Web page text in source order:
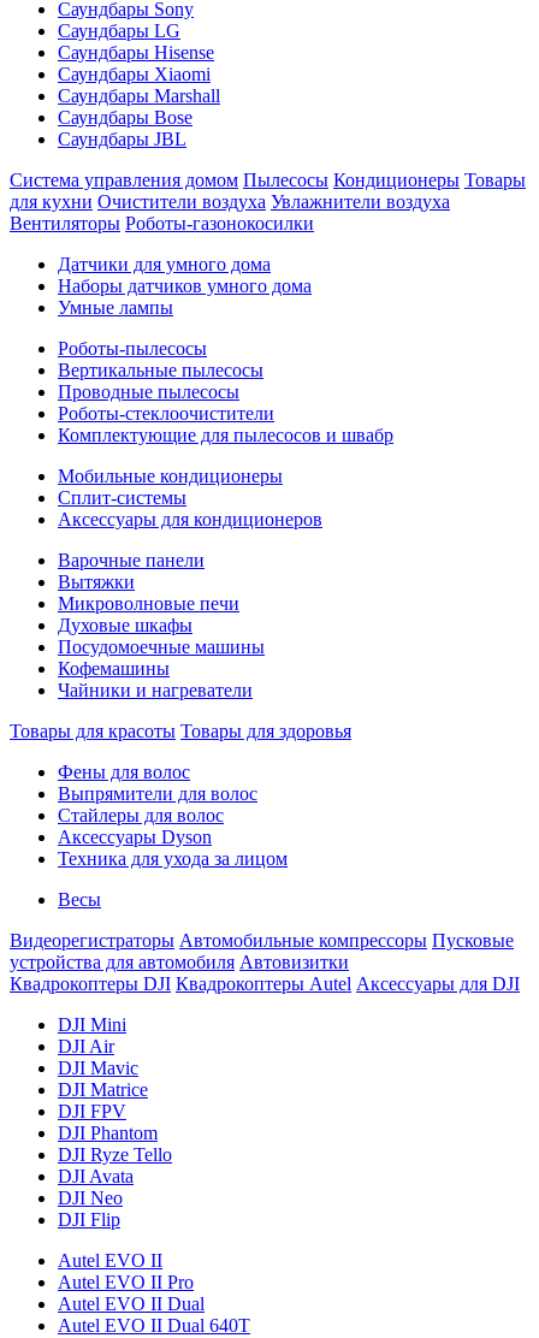
Саундбары Sony
Саундбары LG
Саундбары Hisense
Саундбары Xiaomi
Саундбары Marshall
Саундбары Bose
Саундбары JBL
Система управления домом Пылесосы Кондиционеры Товары
для кухни Очистители воздуха Увлажнители воздуха
Вентиляторы Роботы-газонокосилки
Датчики для умного дома
Наборы датчиков умного дома
Умные лампы
Роботы-пылесосы
Вертикальные пылесосы
Проводные пылесосы
Роботы-стеклоочистители
Комплектующие для пылесосов и швабр
Мобильные кондиционеры
Сплит-системы
Аксессуары для кондиционеров
Варочные панели
Вытяжки
Микроволновые печи
Духовые шкафы
Посудомоечные машины
Кофемашины
Чайники и нагреватели
Товары для красоты Товары для здоровья
Фены для волос
Выпрямители для волос
Стайлеры для волос
Аксессуары Dyson
Техника для ухода за лицом
Весы
Видеорегистраторы Автомобильные компрессоры Пусковые
устройства для автомобиля Автовизитки
Квадрокоптеры DJI Квадрокоптеры Autel Аксессуары для DJI
DJI Mini
DJI Air
DJI Mavic
DJI Matrice
DJI FPV
DJI Phantom
DJI Ryze Tello
DJI Avata
DJI Neo
DJI Flip
Autel EVO II
Autel EVO II Pro
Autel EVO II Dual
Autel EVO II Dual 640T